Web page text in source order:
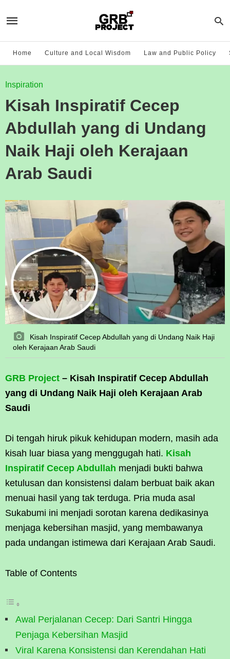
Home Culture and Local Wisdom Law and Public Policy
Inspiration
Kisah Inspiratif Cecep
Abdullah yang di Undang
Naik Haji oleh Kerajaan
Arab Saudi
Kisah Inspiratif Cecep Abdullah yang di Undang Naik Haji
oleh Kerajaan Arab Saudi
GRB Project – Kisah Inspiratif Cecep Abdullah
yang di Undang Naik Haji oleh Kerajaan Arab
Saudi
Di tengah hiruk pikuk kehidupan modern, masih ada
kisah luar biasa yang menggugah hati. Kisah
Inspiratif Cecep Abdullah menjadi bukti bahwa
ketulusan dan konsistensi dalam berbuat baik akan
menuai hasil yang tak terduga. Pria muda asal
Sukabumi ini menjadi sorotan karena dedikasinya
menjaga kebersihan masjid, yang membawanya
pada undangan istimewa dari Kerajaan Arab Saudi.
Table of Contents
Awal Perjalanan Cecep: Dari Santri Hingga
Penjaga Kebersihan Masjid
Viral Karena Konsistensi dan Kerendahan Hati